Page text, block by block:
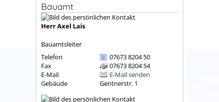
Bauamt
HerrAxel Lais
Bauamtsleiter
Telefon
07673 8204 50
Fax
07673 8204 54
E-Mail
E-Mail senden
Gebäude
Gentnerstr. 1